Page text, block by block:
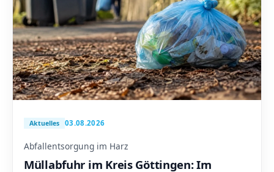
Aktuelles 03.08.2026
Abfallentsorgung im Harz
Müllabfuhr im Kreis Göttingen: Im